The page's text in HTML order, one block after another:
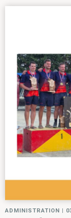
ADMINISTRATION